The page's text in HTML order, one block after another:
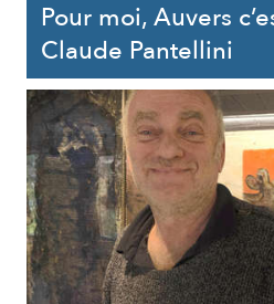
Pour moi, Auvers
Claude Pantellini